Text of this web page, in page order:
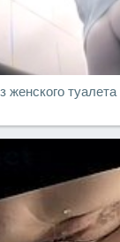
женского туалета